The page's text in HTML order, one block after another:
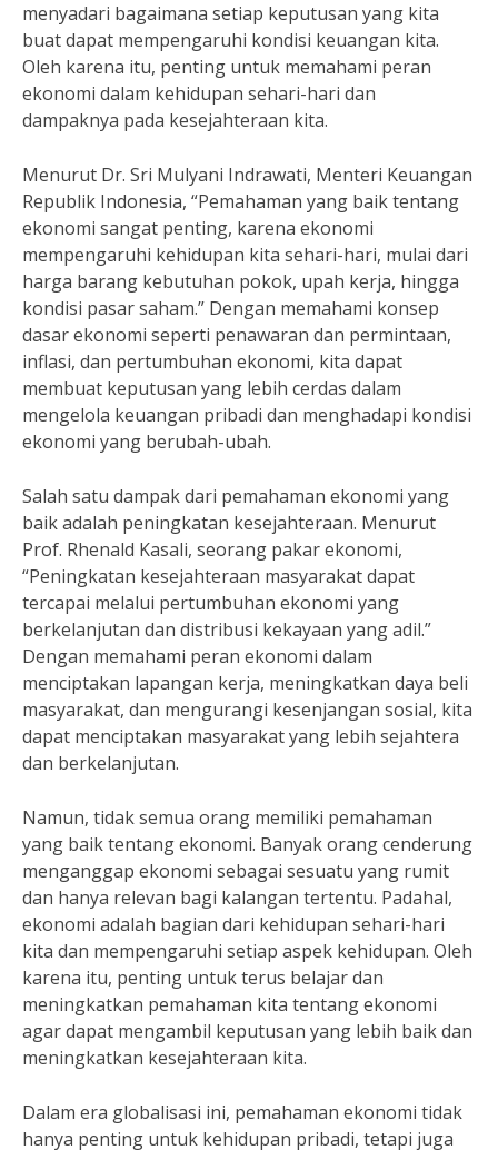
menyadari bagaimana setiap keputusan yang kita
buat dapat mempengaruhi kondisi keuangan kita.
Oleh karena itu, penting untuk memahami peran
ekonomi dalam kehidupan sehari-hari dan
dampaknya pada kesejahteraan kita.
Menurut Dr. Sri Mulyani Indrawati, Menteri Keuangan
Republik Indonesia, “Pemahaman yang baik tentang
ekonomi sangat penting, karena ekonomi
mempengaruhi kehidupan kita sehari-hari, mulai dari
harga barang kebutuhan pokok, upah kerja, hingga
kondisi pasar saham.” Dengan memahami konsep
dasar ekonomi seperti penawaran dan permintaan,
inflasi, dan pertumbuhan ekonomi, kita dapat
membuat keputusan yang lebih cerdas dalam
mengelola keuangan pribadi dan menghadapi kondisi
ekonomi yang berubah-ubah.
Salah satu dampak dari pemahaman ekonomi yang
baik adalah peningkatan kesejahteraan. Menurut
Prof. Rhenald Kasali, seorang pakar ekonomi,
“Peningkatan kesejahteraan masyarakat dapat
tercapai melalui pertumbuhan ekonomi yang
berkelanjutan dan distribusi kekayaan yang adil.”
Dengan memahami peran ekonomi dalam
menciptakan lapangan kerja, meningkatkan daya beli
masyarakat, dan mengurangi kesenjangan sosial, kita
dapat menciptakan masyarakat yang lebih sejahtera
dan berkelanjutan.
Namun, tidak semua orang memiliki pemahaman
yang baik tentang ekonomi. Banyak orang cenderung
menganggap ekonomi sebagai sesuatu yang rumit
dan hanya relevan bagi kalangan tertentu. Padahal,
ekonomi adalah bagian dari kehidupan sehari-hari
kita dan mempengaruhi setiap aspek kehidupan. Oleh
karena itu, penting untuk terus belajar dan
meningkatkan pemahaman kita tentang ekonomi
agar dapat mengambil keputusan yang lebih baik dan
meningkatkan kesejahteraan kita.
Dalam era globalisasi ini, pemahaman ekonomi tidak
hanya penting untuk kehidupan pribadi, tetapi juga